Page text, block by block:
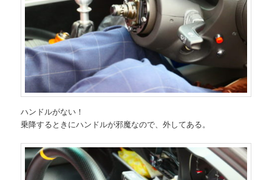
ハンドルがない！
乗降するときにハンドルが邪魔なので、外してある。